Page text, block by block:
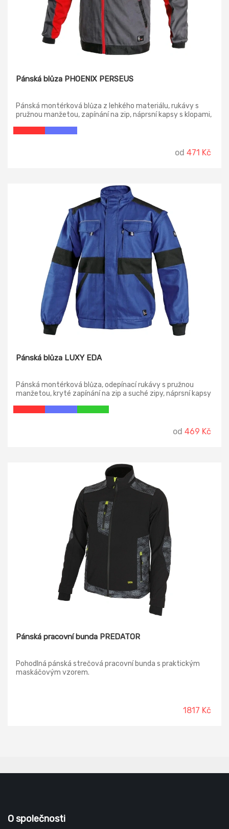
Pánská blůza PHOENIX PERSEUS
Pánská montérková blůza z lehkého materiálu, rukávy s
pružnou manžetou, zapínání na zip, náprsní kapsy s klopami,
od 471 Kč
Pánská blůza LUXY EDA
Pánská montérková blůza, odepínací rukávy s pružnou
manžetou, kryté zapínání na zip a suché zipy, náprsní kapsy
od 469 Kč
Pánská pracovní bunda PREDATOR
Pohodlná pánská strečová pracovní bunda s praktickým
maskáčovým vzorem.
1817 Kč
O společnosti